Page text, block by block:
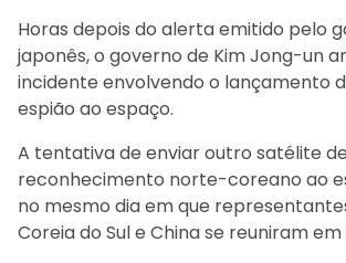
Horas depois do alerta emitido pelo
japonês, o governo de Kim Jong-un
incidente envolvendo o lançamento
espião ao espaço.
A tentativa de enviar outro satélite de
reconhecimento norte-coreano ao
no mesmo dia em que
Coreia do Sul e China se reuniram em